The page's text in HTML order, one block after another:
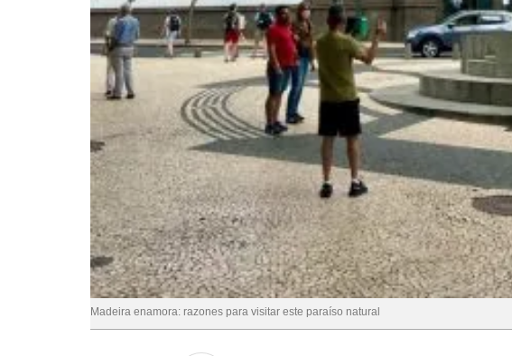
Madeira enamora: razones para visitar este paraíso natural